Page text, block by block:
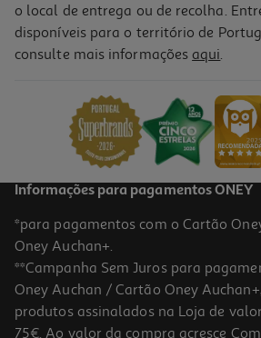
o local de entrega ou de recolha.
disponíveis para o território de
consulte mais informações aqui.
Informações para pagamentos ONEY
*para pagamentos com o Cartão
Oney Auchan+.
**Campanha Sem Juros para
Oney Auchan / Cartão Oney
produtos assinalados na Loja de
75€. Ao valor da compra acresce